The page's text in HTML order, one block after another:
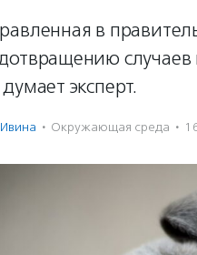
в
случаев
эксперт.
· Окружающая среда ·